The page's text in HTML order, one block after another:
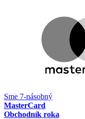
Sme 7-násobný
MasterCard
Obchodník roka